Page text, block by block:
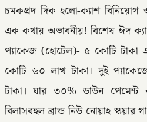
চমকপ্রদ দিক হলো-ক্যাশ
এক কথায় অভাবনীয়! বিশেষ ঈদ
প্যাকেজ (হোটেল)- ৫ কোটি টাকা
কোটি ৬০ লাখ টাকা। দুই
টাকা। যার ৩০% ডাউন
বিলাসবহুল ব্রান্ড নিউ নোয়াহ স্কয়ার